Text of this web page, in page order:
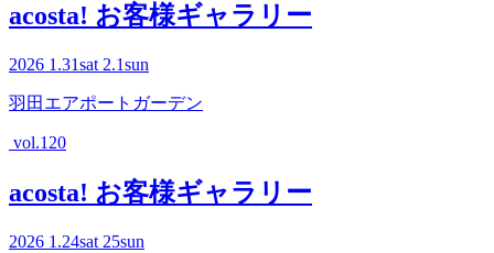
acosta! お客様ギャラリー
2026 1.31sat 2.1sun
羽田エアポートガーデン
vol.120
acosta! お客様ギャラリー
2026 1.24sat 25sun